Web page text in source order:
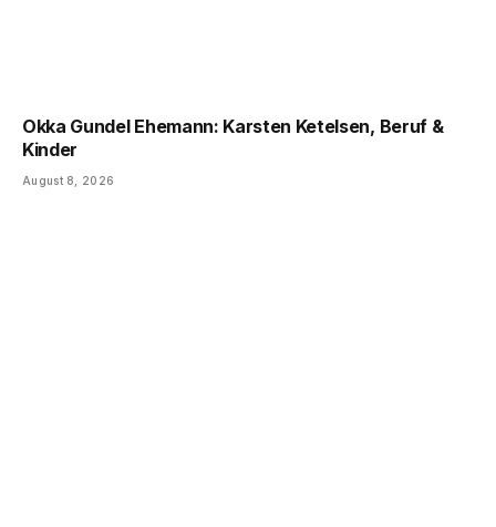
Okka Gundel Ehemann: Karsten Ketelsen, Beruf &
Kinder
August 8, 2026